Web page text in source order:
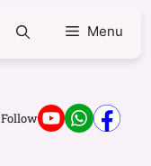
Menu
Follow